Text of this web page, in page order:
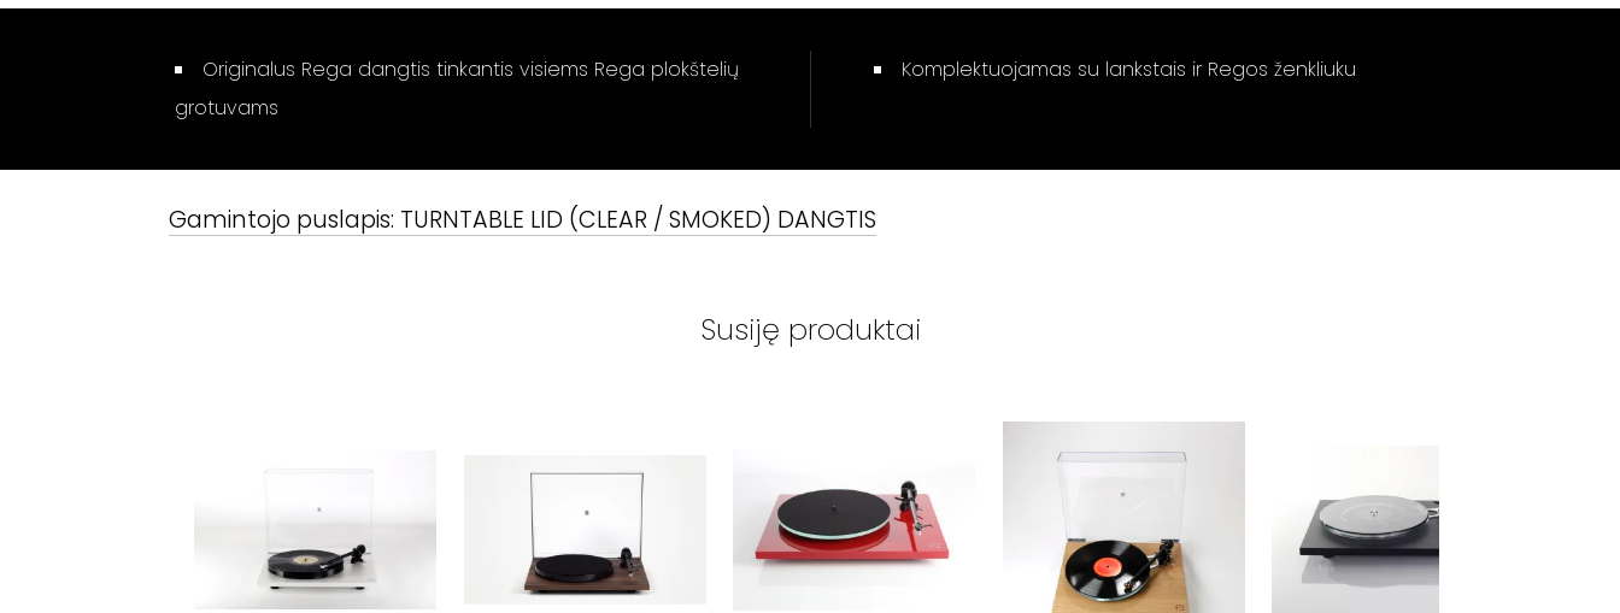
Originalus Rega dangtis tinkantis visiems Rega plokštelių
grotuvams
Komplektuojamas su lankstais ir Regos ženkliuku
Gamintojo puslapis: TURNTABLE LID (CLEAR / SMOKED) DANGTIS
Susiję produktai